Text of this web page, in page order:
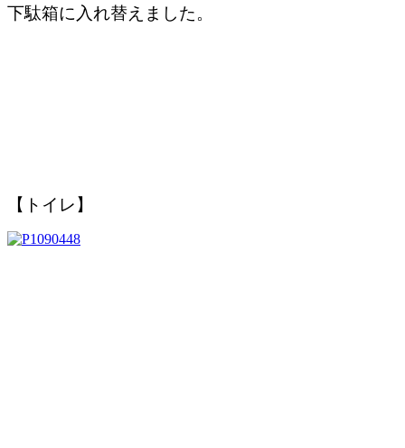
下駄箱に入れ替えました。
【トイレ】